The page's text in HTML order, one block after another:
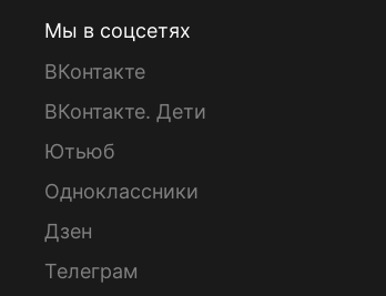
Мы в соцсетях
ВКонтакте
ВКонтакте. Дети
Ютьюб
Одноклассники
Дзен
Телеграм